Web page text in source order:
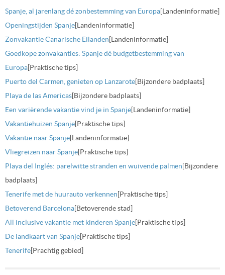
Spanje, al jarenlang dé zonbestemming van Europa[Landeninformatie]
Openingstijden Spanje[Landeninformatie]
Zonvakantie Canarische Eilanden[Landeninformatie]
Goedkope zonvakanties: Spanje dé budgetbestemming van
Europa[Praktische tips]
Puerto del Carmen, genieten op Lanzarote[Bijzondere badplaats]
Playa de las Americas[Bijzondere badplaats]
Een variërende vakantie vind je in Spanje[Landeninformatie]
Vakantiehuizen Spanje[Praktische tips]
Vakantie naar Spanje[Landeninformatie]
Vliegreizen naar Spanje[Praktische tips]
Playa del Inglés: parelwitte stranden en wuivende palmen[Bijzondere
badplaats]
Tenerife met de huurauto verkennen[Praktische tips]
Betoverend Barcelona[Betoverende stad]
All inclusive vakantie met kinderen Spanje[Praktische tips]
De landkaart van Spanje[Praktische tips]
Tenerife[Prachtig gebied]